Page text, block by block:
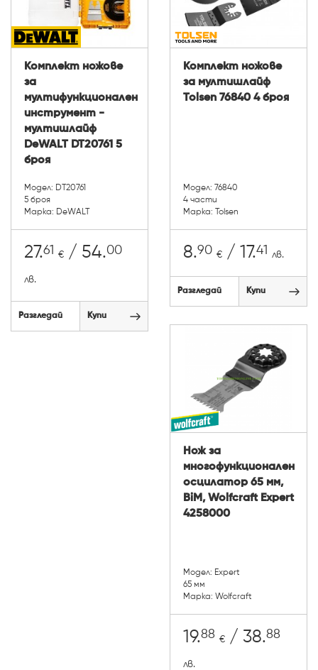
Комплект ножове
за
мултифункционален
инструмент -
мултишлайф
DeWALT DT20761 5
броя
Модел: DT20761
5 броя
Марка: DeWALT
27.61 € / 54.00
лв.
Разгледай Купи
Комплект ножове
за мултишлайф
Tolsen 76840 4 броя
Модел: 76840
4 части
Марка: Tolsen
8.90 € / 17.41 лв.
Разгледай Купи
Нож за
многофункционален
осцилатор 65 мм,
BiM, Wolfcraft Expert
4258000
Модел: Expert
65 мм
Марка: Wolfcraft
19.88 € / 38.88
лв.